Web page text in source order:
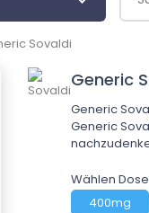
Sovaldi
Generic
Generic
Generic
Wählen
400mg